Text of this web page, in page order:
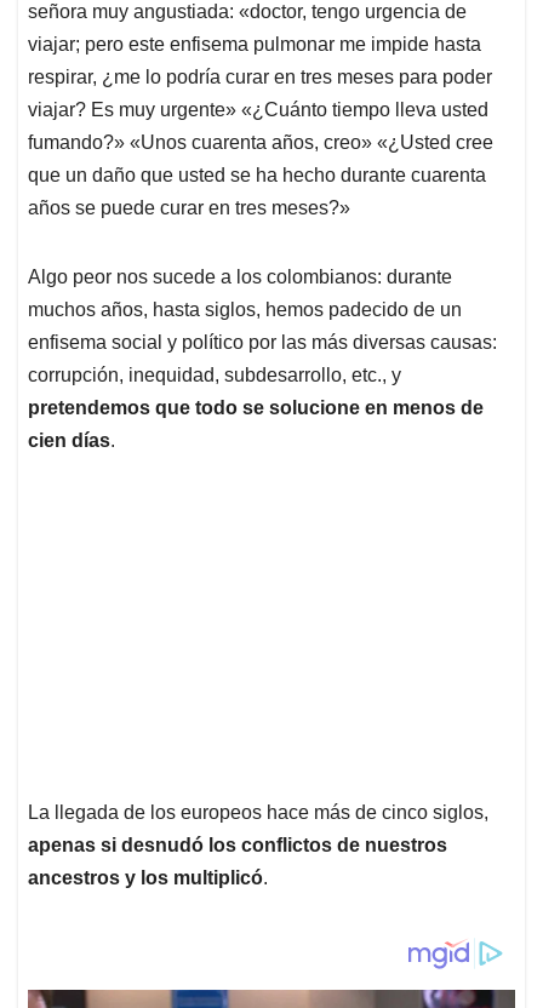
A
p
p
o
o
k
d
I
n
d
s
señora muy angustiada: «doctor, tengo urgencia de
viajar; pero este enfisema pulmonar me impide hasta
respirar, ¿me lo podría curar en tres meses para poder
viajar? Es muy urgente» «¿Cuánto tiempo lleva usted
fumando?» «Unos cuarenta años, creo» «¿Usted cree
que un daño que usted se ha hecho durante cuarenta
años se puede curar en tres meses?»
Algo peor nos sucede a los colombianos: durante
muchos años, hasta siglos, hemos padecido de un
enfisema social y político por las más diversas causas:
corrupción, inequidad, subdesarrollo, etc., y
pretendemos que todo se solucione en menos de
cien días.
La llegada de los europeos hace más de cinco siglos,
apenas si desnudó los conflictos de nuestros
ancestros y los multiplicó.